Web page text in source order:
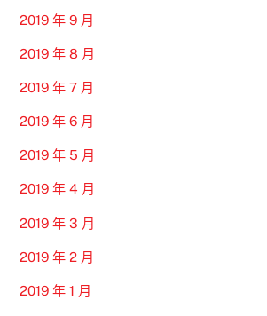
2019 年 9 月
2019 年 8 月
2019 年 7 月
2019 年 6 月
2019 年 5 月
2019 年 4 月
2019 年 3 月
2019 年 2 月
2019 年 1 月